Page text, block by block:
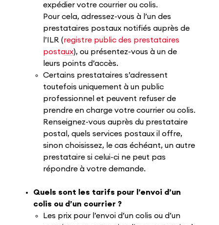
expédier votre courrier ou colis.
Pour cela, adressez-vous à l’un des
prestataires postaux notifiés auprès de
l’ILR (registre public des prestataires
postaux), ou présentez-vous à un de
leurs points d’accès.
Certains prestataires s’adressent
toutefois uniquement à un public
professionnel et peuvent refuser de
prendre en charge votre courrier ou colis.
Renseignez-vous auprès du prestataire
postal, quels services postaux il offre,
sinon choisissez, le cas échéant, un autre
prestataire si celui-ci ne peut pas
répondre à votre demande.
Quels sont les tarifs pour l’envoi d’un
colis ou d’un courrier ?
Les prix pour l’envoi d’un colis ou d’un